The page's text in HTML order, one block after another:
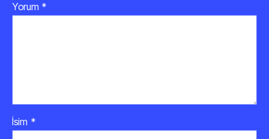
Yorum *
İsim *